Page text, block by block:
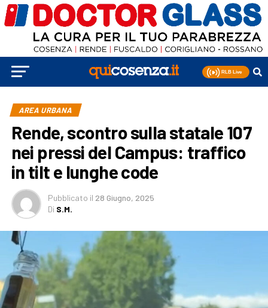
AREA URBANA
Rende, scontro sulla statale 107
nei pressi del Campus: traffico
in tilt e lunghe code
Pubblicato il 28 Giugno, 2025
Di S.M.